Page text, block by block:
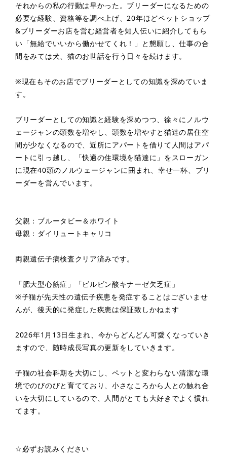
それからの私の行動は早かった。ブリーダーになるための
必要な経験、資格等を調べ上げ、20年ほどペットショップ
&ブリーダーお店を営む経営者を知人伝いに紹介してもら
い「無給でいいから働かせてくれ！」と懇願し、仕事の合
間をみては犬、猫のお世話を行う日々を続けます。
※現在もそのお店でブリーダーとしての知識を深めていま
す。
ブリーダーとしての知識と経験を深めつつ、徐々にノルウ
ェージャンの頭数を増やし、頭数を増やすと猫達の居住空
間が少なくなるので、近所にアパートを借りて人間はアパ
ートに引っ越し、「快適の住環境を猫達に」をスローガン
に現在40頭のノルウェージャンに囲まれ、幸せ一杯、ブリ
ーダーを営んでいます。
父親：ブルータビー＆ホワイト
母親：ダイリュートキャリコ
両親遺伝子病検査クリア済みです。
「肥大型心筋症」「ビルビン酸キナーゼ欠乏症」
※子猫が先天性の遺伝子疾患を発症することはございませ
んが、後天的に発症した疾患は保証致しかねます
2026年1月13日生まれ、今からどんどん可愛くなっていき
ますので、随時成長写真の更新をしていきます。
子猫の社会科期を大切にし、ペットと変わらない清潔な環
境でのびのびと育てており、小さなころから人との触れ合
いを大切にしているので、人間がとても大好きでよく慣れ
てます。
☆必ずお読みください